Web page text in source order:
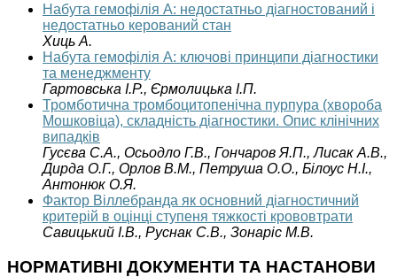
Набута гемофілія А: недостатньо діагностований і
недостатньо керований стан
Хиць А.
Набута гемофілія А: ключові принципи діагностики
та менеджменту
Гартовська І.Р., Єрмолицька І.П.
Тромботична тромбоцитопенічна пурпура (хвороба
Мошковіца), складність діагностики. Опис клінічних
випадків
Гусєва С.А., Осьодло Г.В., Гончаров Я.П., Лисак А.В.,
Дирда О.Г., Орлов В.М., Петруша О.О., Білоус Н.І.,
Антонюк О.Я.
Фактор Віллебранда як основний діагностичний
критерій в оцінці ступеня тяжкості крововтрати
Савицький І.В., Руснак С.В., Зонаріс М.В.
НОРМАТИВНІ ДОКУМЕНТИ ТА НАСТАНОВИ